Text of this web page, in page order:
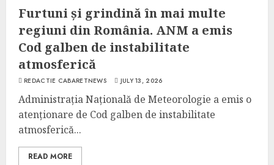
Furtuni și grindină în mai multe
regiuni din România. ANM a emis
Cod galben de instabilitate
atmosferică
REDACTIE CABARETNEWS JULY 13, 2026
Administrația Națională de Meteorologie a emis o
atenționare de Cod galben de instabilitate
atmosferică...
READ MORE